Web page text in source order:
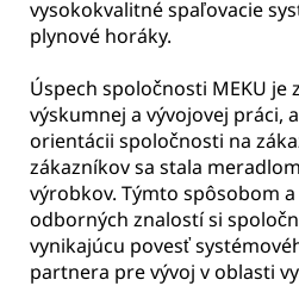
vysokokvalitné spaľovacie
plynové horáky.
Úspech spoločnosti MEKU je
výskumnej a vývojovej práci,
orientácii spoločnosti na
zákazníkov sa stala
výrobkov. Týmto spôsobom
odborných znalostí si
vynikajúcu povesť
partnera pre vývoj v oblasti